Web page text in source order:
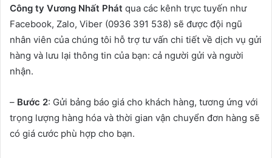
Công ty Vương Nhất Phát qua các kênh trực tuyến như
Facebook, Zalo, Viber (0936 391 538) sẽ được đội ngũ
nhân viên của chúng tôi hỗ trợ tư vấn chi tiết về dịch vụ gửi
hàng và lưu lại thông tin của bạn: cả người gửi và người
nhận.
– Bước 2: Gửi bảng báo giá cho khách hàng, tương ứng với
trọng lượng hàng hóa và thời gian vận chuyển đơn hàng sẽ
có giá cước phù hợp cho bạn.